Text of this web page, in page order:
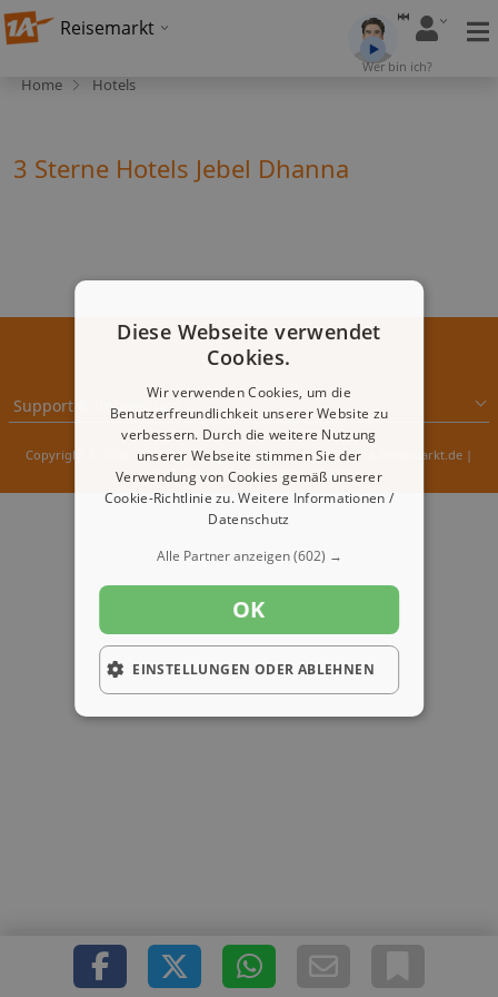
Reisemarkt
Wer bin ich?
Home Hotels
3 Sterne Hotels Jebel Dhanna
Support & Impressum
Copyright © 2000 - 2026 1A-Infosysteme.de | Content by: 1A-Reisemarkt.de |
09.08.2026| CFo: No|PATH ( 0.477)
Diese Webseite verwendet
Cookies.
Wir verwenden Cookies, um die
Benutzerfreundlichkeit unserer Website zu
verbessern. Durch die weitere Nutzung
unserer Webseite stimmen Sie der
Verwendung von Cookies gemäß unserer
Cookie-Richtlinie zu.Weitere Informationen /
Datenschutz
Alle Partner anzeigen(602) →
OK
EINSTELLUNGEN ODER ABLEHNEN